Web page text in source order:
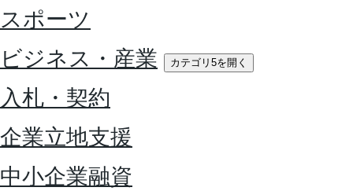
スポーツ
ビジネス・産業
カテゴリ5を開く
入札・契約
企業立地支援
中小企業融資